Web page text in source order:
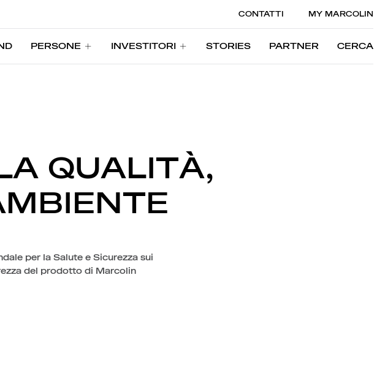
CONTATTI MY MARCOLIN
PERSONE
INVESTITORI
STORIES
PARTNER
CERCA
QUALITÀ,
per la Salute e Sicurezza sui
del prodotto di Marcolin